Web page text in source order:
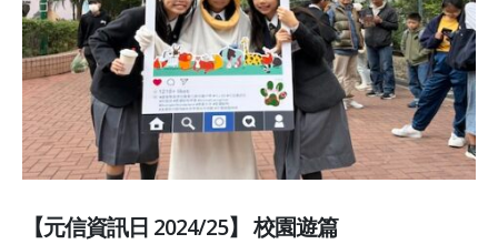
【元信資訊日 2024/25】 校園遊篇